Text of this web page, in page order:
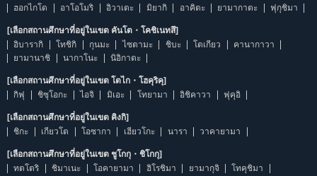
ฮอกไกโด
อาโอโมริ อิวาเตะ มิยากิ อาคิตะ ยามากาตะ ฟุกุชิมา
[เลือกสถานศึกษาที่อยู่ในเขต คันโต・โคชิเนทสึ]
อิบารากิ
โทชิกิ กุนมะ ไซตามะ ชิบะ โตเกียว
คานากาวา
ยามานาชิ
นากาโนะ นิอิกาตะ
[เลือกสถานศึกษาที่อยู่ในเขต โตไก・โฮคุริคุ]
กิฟุ
ชิซุโอกะ ไอจิ มิเอะ โทยามา อิชิคาวา ฟุคุอิ
[เลือกสถานศึกษาที่อยู่ในเขต คิงกิ]
ชิกะ
เกียวโต โอซากา เฮียวโกะ นารา วาคายามา
[เลือกสถานศึกษาที่อยู่ในเขต ชูโกกุ・ชิโกกุ]
ทตโตริ
ชิมาเนะ โอคายามา ฮิโรชิมา ยามากุจิ
โทคุชิมา